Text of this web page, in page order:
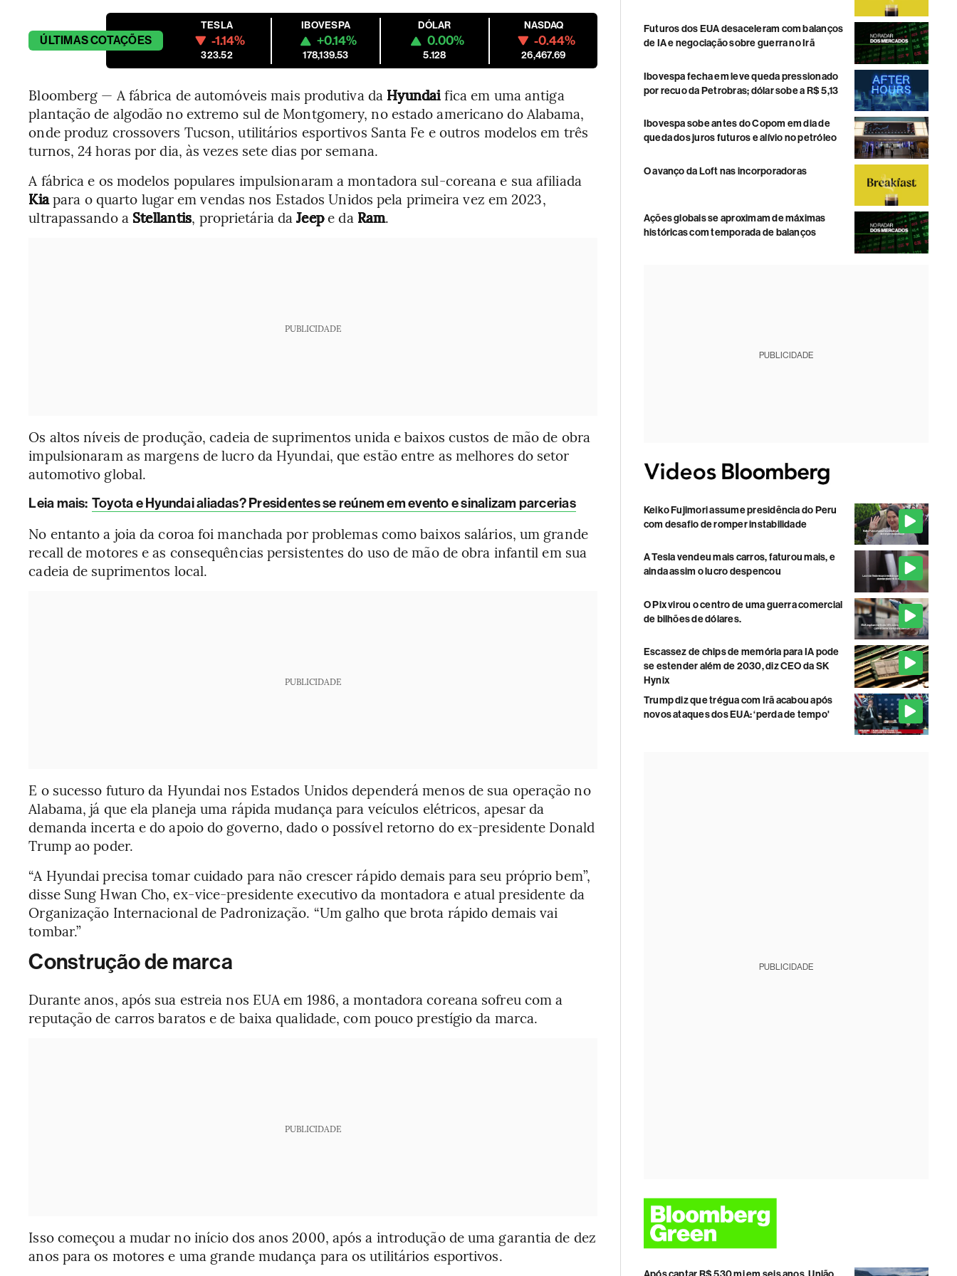
ÚLTIMASCOTAÇÕES
TESLA
-1.14%
323.52
IBOVESPA
+0.14%
178,139.53
DÓLAR
0.00%
5.128
NASDAQ
-0.44%
26,467.69
Bloomberg — A fábrica de automóveis mais produtiva da Hyundaifica em uma antiga
plantação de algodão no extremo sul de Montgomery, no estado americano do Alabama,
onde produz crossovers Tucson, utilitários esportivos Santa Fe e outros modelos em três
turnos, 24 horas por dia, às vezes sete dias por semana.
A fábrica e os modelos populares impulsionaram a montadora sul-coreana e sua afiliada
Kiapara o quarto lugar em vendas nos Estados Unidos pela primeira vez em 2023,
ultrapassando a Stellantis, proprietária daJeepe da Ram.
PUBLICIDADE
Os altos níveis de produção, cadeia de suprimentos unida e baixos custos de mão de obra
impulsionaram as margens de lucro da Hyundai, que estão entre as melhores do setor
automotivo global.
Leia mais: Toyota e Hyundai aliadas? Presidentes se reúnem em evento e sinalizam parcerias
No entanto a joia da coroa foi manchada por problemas como baixos salários, um grande
recall de motores e as consequências persistentes do uso de mão de obra infantil em sua
cadeia de suprimentos local.
PUBLICIDADE
E o sucesso futuro da Hyundai nos Estados Unidos dependerá menos de sua operação no
Alabama, já que ela planeja uma rápida mudança para veículos elétricos, apesar da
demanda incerta e do apoio do governo, dado o possível retorno do ex-presidente Donald
Trump ao poder.
“A Hyundai precisa tomar cuidado para não crescer rápido demais para seu próprio bem”,
disse Sung Hwan Cho, ex-vice-presidente executivo da montadora e atual presidente da
Organização Internacional de Padronização. “Um galho que brota rápido demais vai
tombar.”
Construção de marca
Durante anos, após sua estreia nos EUA em 1986, a montadora coreana sofreu com a
reputação de carros baratos e de baixa qualidade, com pouco prestígio da marca.
PUBLICIDADE
Isso começou a mudar no início dos anos 2000, após a introdução de uma garantia de dez
anos para os motores e uma grande mudança para os utilitários esportivos.
Futuros dos EUA desaceleram com balanços
de IA e negociação sobre guerra no Irã
Ibovespa fecha em leve queda pressionado
por recuo da Petrobras; dólar sobe a R$ 5,13
Ibovespa sobe antes do Copom em dia de
queda dos juros futuros e alívio no petróleo
O avanço da Loft nas incorporadoras
Ações globais se aproximam de máximas
históricas com temporada de balanços
PUBLICIDADE
Keiko Fujimori assume presidência do Peru
com desafio de romper instabilidade
A Tesla vendeu mais carros, faturou mais, e
ainda assim o lucro despencou
O Pix virou o centro de uma guerra comercial
de bilhões de dólares.
Escassez de chips de memória para IA pode
se estender além de 2030, diz CEO da SK
Hynix
Trump diz que trégua com Irã acabou após
novos ataques dos EUA: ‘perda de tempo'
PUBLICIDADE